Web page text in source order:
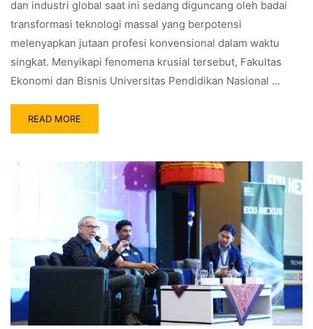
dan industri global saat ini sedang diguncang oleh badai
transformasi teknologi massal yang berpotensi
melenyapkan jutaan profesi konvensional dalam waktu
singkat. Menyikapi fenomena krusial tersebut, Fakultas
Ekonomi dan Bisnis Universitas Pendidikan Nasional …
READ MORE